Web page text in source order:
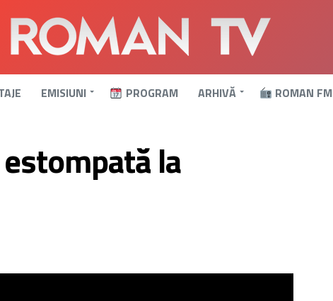
EMISIUNI PROGRAM ARHIVĂ ROMAN FM
la